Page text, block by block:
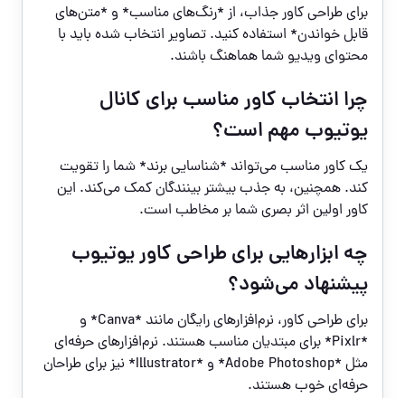
برای طراحی کاور جذاب، از *رنگ‌های مناسب* و *متن‌های
قابل خواندن* استفاده کنید. تصاویر انتخاب شده باید با
محتوای ویدیو شما هماهنگ باشند.
چرا انتخاب کاور مناسب برای کانال
یوتیوب مهم است؟
یک کاور مناسب می‌تواند *شناسایی برند* شما را تقویت
کند. همچنین، به جذب بیشتر بینندگان کمک می‌کند. این
کاور اولین اثر بصری شما بر مخاطب است.
چه ابزارهایی برای طراحی کاور یوتیوب
پیشنهاد می‌شود؟
برای طراحی کاور، نرم‌افزارهای رایگان مانند *Canva* و
*Pixlr* برای مبتدیان مناسب هستند. نرم‌افزارهای حرفه‌ای
مثل *Adobe Photoshop* و *Illustrator* نیز برای طراحان
حرفه‌ای خوب هستند.